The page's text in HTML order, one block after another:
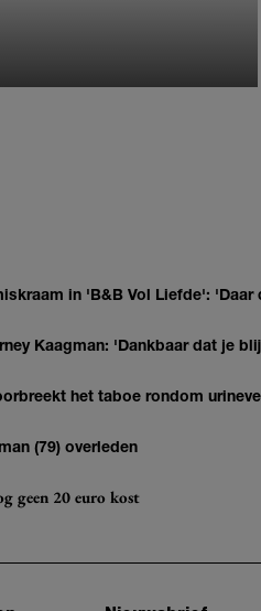
in 'B&B Vol Liefde': 'Daar
Kaagman: 'Dankbaar dat je
het taboe rondom
(79) overleden
geen 20 euro kost